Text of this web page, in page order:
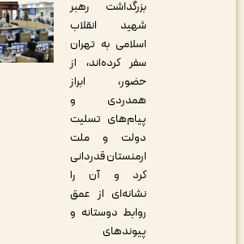
بزرگداشت رهبر
شهید انقلاب
اسلامی به تهران
سفر کرده‌اند، از
حضور، ابراز
همدردی و
پیام‌های تسلیت
دولت و ملت
ارمنستان قدردانی
کرد و آن را
نشانه‌ای از عمق
روابط دوستانه و
پیوندهای